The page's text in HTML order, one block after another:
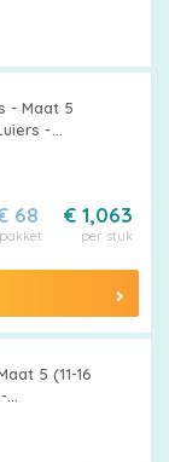
- Maat 5
-
5 -
€ 1,063
per stuk
68
5 (11-16
-